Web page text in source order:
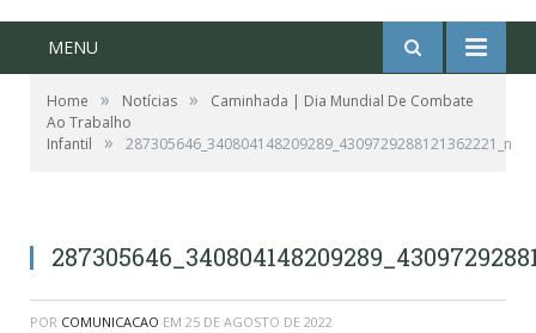
MENU
Home » Notícias »
Caminhada | Dia Mundial De Combate
Ao Trabalho
Infantil
» 287305646_340804148209289_4309729288121362221_n
POR COMUNICACAO EM 25 DE AGOSTO DE 2022